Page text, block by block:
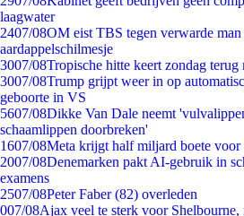
laagwater
2407/08OM eist TBS tegen verwarde man
aardappelschilmesje
3007/08Tropische hitte keert zondag terug
3007/08Trump grijpt weer in op
geboorte in VS
5607/08Dikke Van Dale neemt
schaamlippen doorbreken'
1607/08Meta krijgt half miljard boete voor
2007/08Denemarken pakt AI-gebruik in
examens
2507/08Peter Faber (82) overleden
007/08Ajax veel te sterk voor Shelbourne,